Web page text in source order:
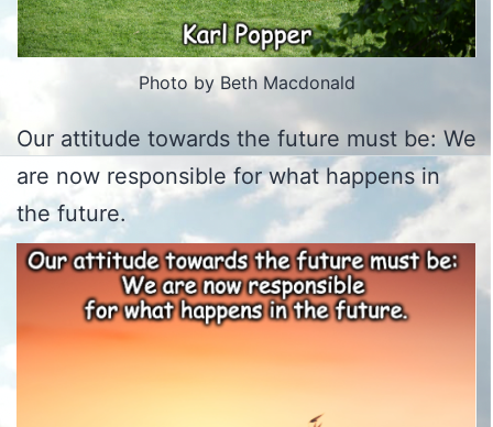
Photo by Beth Macdonald
Our attitude towards the future must be: We
are now responsible for what happens in
the future.